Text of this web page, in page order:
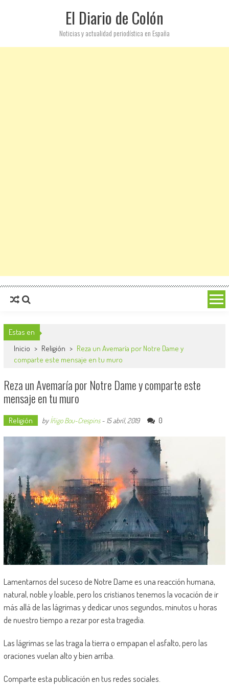
El Diario de Colón
Noticias y actualidad periodística en España
Estas en
Inicio > Religión > Reza un Avemaría por Notre Dame y
comparte este mensaje en tu muro
Reza un Avemaría por Notre Dame y comparte este
mensaje en tu muro
Religión byÍñigo Bou-Crespins- 15 abril, 2019 0
Lamentarnos del suceso de Notre Dame es una reacción humana,
natural, noble y loable, pero los cristianos tenemos la vocación de ir
más allá de las lágrimas y dedicar unos segundos, minutos u horas
de nuestro tiempo a rezar por esta tragedia.
Las lágrimas se las traga la tierra o empapan el asfalto, pero las
oraciones vuelan alto y bien arriba.
Comparte esta publicación en tus redes sociales.